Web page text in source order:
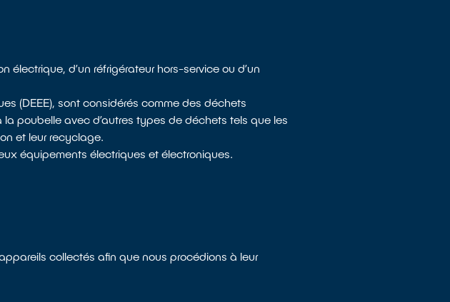
d’un réfrigérateur hors-service ou d’un
(DEEE), sont considérés comme des déchets
poubelle avec d’autres types de déchets tels que les
et leur recyclage.
équipements électriques et électroniques.
collectés afin que nous procédions à leur